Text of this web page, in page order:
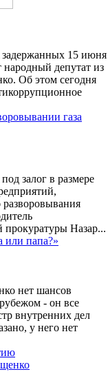
задержанных 15 июня
депутат из
Об этом сегодня
газа
залог в размере
разворовывания
Назар...
или папа?»
нет шансов
- он все
внутренних дел
у него нет